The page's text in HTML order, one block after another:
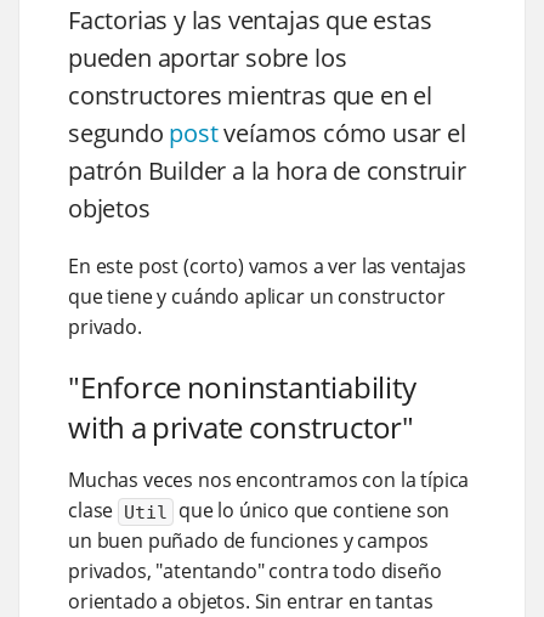
Factorias y las ventajas que estas
pueden aportar sobre los
constructores mientras que en el
segundo postveíamos cómo usar el
patrón Builder a la hora de construir
objetos
En este post (corto) vamos a ver las ventajas
que tiene y cuándo aplicar un constructor
privado.
"Enforce noninstantiability
with a private constructor"
Muchas veces nos encontramos con la típica
clase Util
que lo único que contiene son
un buen puñado de funciones y campos
privados, "atentando" contra todo diseño
orientado a objetos. Sin entrar en tantas